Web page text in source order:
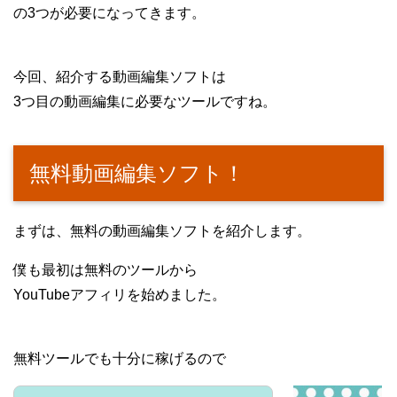
の3つが必要になってきます。
今回、紹介する動画編集ソフトは
3つ目の動画編集に必要なツールですね。
無料動画編集ソフト！
まずは、無料の動画編集ソフトを紹介します。
僕も最初は無料のツールから
YouTubeアフィリを始めました。
無料ツールでも十分に稼げるので